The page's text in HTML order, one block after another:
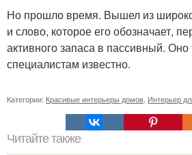
Но прошло время. Вышел из
и слово, которое его обозначает,
активного запаса в пассивный. Оно
специалистам известно.
Категории: Красивые интерьеры домов Интерьер
Читайте также